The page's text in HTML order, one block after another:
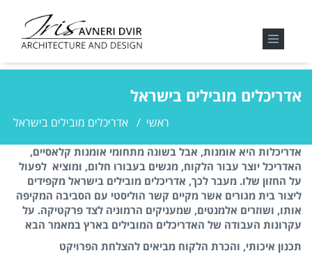
אדריכלים מובילים בישראל
ראשי / אדריכלים מובילים בישראל
אדריכלות היא אומנות, אבל בשונה מתחומי אומנות קלאסיים,
האדריכל יוצר עבור הלקוח, מגשים בעבורו חלום, ומוציא לפעול
על החזון שלו. מעבר לכך, אדריכלים מובילים בישראל מקפידים
ליצור בית מגורים אשר מקיים קשר הוליסטי עם הסביבה המקיפה
אותו, ושוזרים אלמנטים, שמעניקים הרמוניה לצד פרקטיקה. על
עקרונות העבודה של האדריכלים המובילים בארץ במאמר הבא
תכנון איכותי, והכרת הלקוח מביאים להצלחת הפרויקט